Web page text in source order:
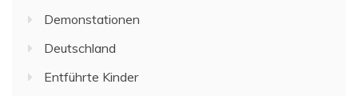
Demonstationen
Deutschland
Entführte Kinder